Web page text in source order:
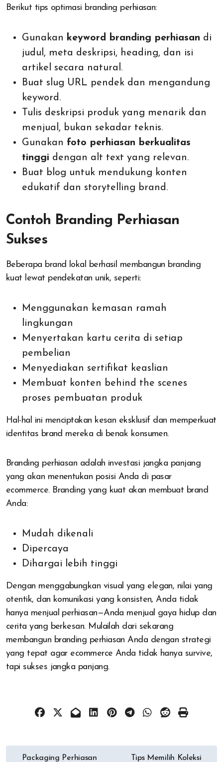
Berikut tips optimasi branding perhiasan:
Gunakan keyword branding perhiasan di
judul, meta deskripsi, heading, dan isi
artikel secara natural.
Buat slug URL pendek dan mengandung
keyword.
Tulis deskripsi produk yang menarik dan
menjual, bukan sekadar teknis.
Gunakan foto perhiasan berkualitas
tinggi dengan alt text yang relevan.
Buat blog untuk mendukung konten
edukatif dan storytelling brand.
Contoh Branding Perhiasan
Sukses
Beberapa brand lokal berhasil membangun branding
kuat lewat pendekatan unik, seperti:
Menggunakan kemasan ramah
lingkungan
Menyertakan kartu cerita di setiap
pembelian
Menyediakan sertifikat keaslian
Membuat konten behind the scenes
proses pembuatan produk
Hal-hal ini menciptakan kesan eksklusif dan memperkuat
identitas brand mereka di benak konsumen.
Branding perhiasan adalah investasi jangka panjang
yang akan menentukan posisi Anda di pasar
ecommerce. Branding yang kuat akan membuat brand
Anda:
Mudah dikenali
Dipercaya
Dihargai lebih tinggi
Dengan menggabungkan visual yang elegan, nilai yang
otentik, dan komunikasi yang konsisten, Anda tidak
hanya menjual perhiasan—Anda menjual gaya hidup dan
cerita yang berkesan. Mulailah dari sekarang
membangun branding perhiasan Anda dengan strategi
yang tepat agar ecommerce Anda tidak hanya survive,
tapi sukses jangka panjang.
PostPackaging Perhiasan Tips Memilih Koleksi